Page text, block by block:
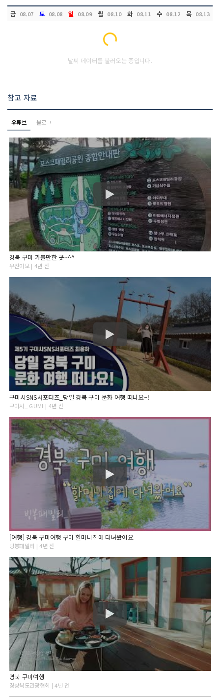
금 08.07 토 08.08 일 08.09 월 08.10 화 08.11 수 08.12 목 08.13
Loading...
날씨 데이터를 불러오는 중입니다.
참고 자료
유튜브 블로그
경북 구미 가볼만한 곳~^^
유진이모 | 4년 전
구미시SNS서포터즈_당일 경북 구미 문화 여행 떠나요~!
구미시_ GUMI | 4년 전
[여행] 경북 구미여행 구미 할머니집에 다녀왔어요
빙봉패밀리 | 4년 전
경북 구미여행
경상북도관광협회 | 4년 전